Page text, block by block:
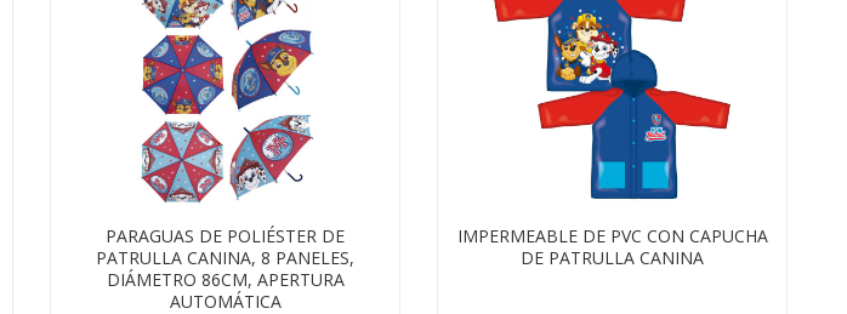
PARAGUAS DE POLIÉSTER DE
PATRULLA CANINA, 8 PANELES,
DIÁMETRO 86CM, APERTURA
AUTOMÁTICA
IMPERMEABLE DE PVC CON CAPUCHA
DE PATRULLA CANINA